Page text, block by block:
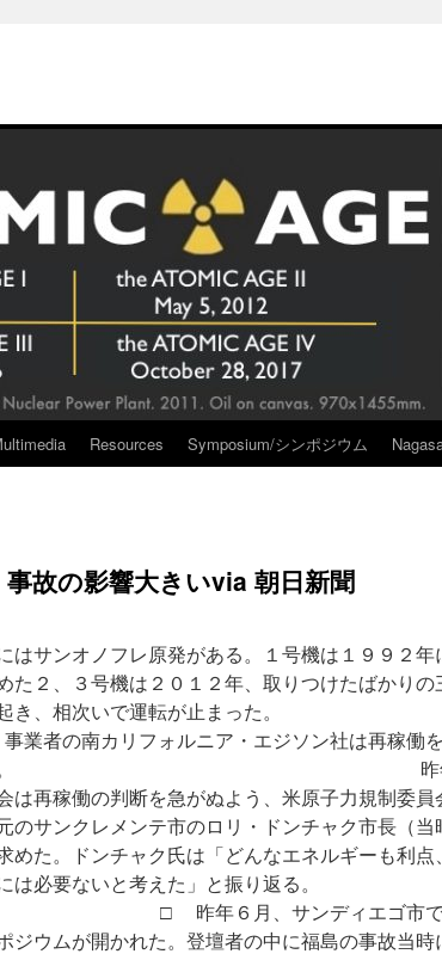
Resources Symposium/シンポジウム
故の影響大きいvia 朝日新聞
はサンオノフレ原発がある。１号機は１９９２年
た２、３号機は２０１２年、取りつけたばかりの
合が起き、相次いで運転が止まっ
ルニア・エジソン社は再稼働を
反対は強かった。 昨年
は再稼働の判断を急がぬよう、米原子力規制委員
のサンクレメンテ市のロリ・ドンチャク市長（当
めた。ドンチャク氏は「どんなエネルギーも利点
必要ないと考えた」と振り返る。
サンディエゴ市で
ジウムが開かれた。登壇者の中に福島の事故当時